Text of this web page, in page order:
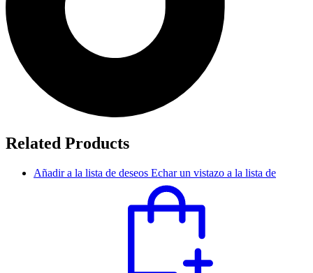
Related Products
Añadir a la lista de deseos Echar un vistazo a la lista de